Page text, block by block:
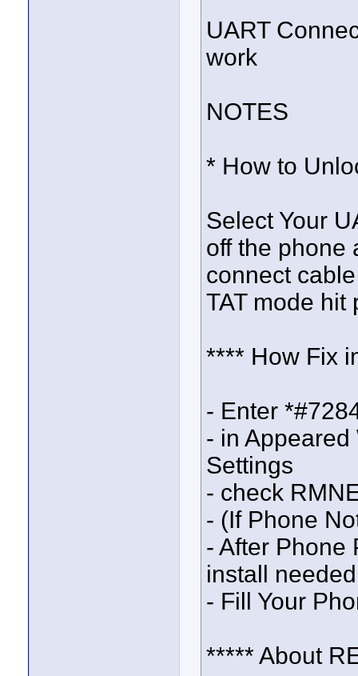
UART
work
NOTES
* How to
Select Your
off the phone
connect
TAT mode hit
**** How Fix
- Enter
- in
Settings
- check
- (If Phone
- After Phone
install
- Fill Your
***** About